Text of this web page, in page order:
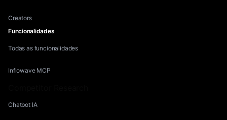
Creators
Funcionalidades
Todas as funcionalidades
Inflowave MCP
Chatbot IA